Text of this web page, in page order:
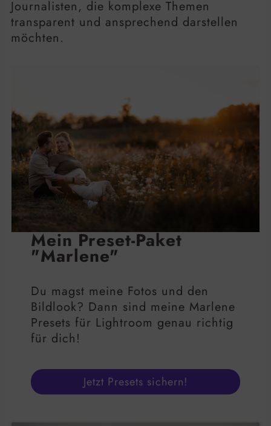
Journalisten, die komplexe Themen
transparent und ansprechend darstellen
möchten.
Mein Preset-Paket
"Marlene"
Du magst meine Fotos und den
Bildlook? Dann sind meine Marlene
Presets für Lightroom genau richtig
für dich!
Jetzt Presets sichern!